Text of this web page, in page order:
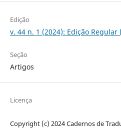
Edição
v. 44 n. 1 (2024): Edição Regular
Seção
Artigos
Licença
Copyright (c) 2024 Cadernos de